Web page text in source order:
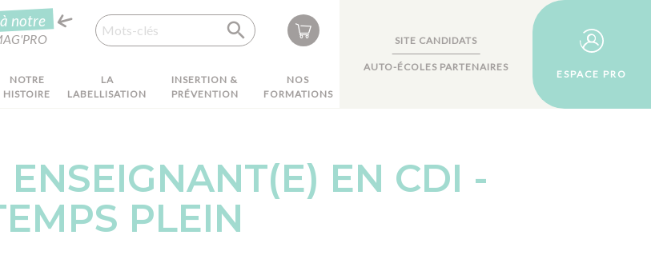
NOTRE
HISTOIRE
LA
LABELLISATION
INSERTION &
PRÉVENTION
NOS
FORMATIONS
notre Recherche
SITE CANDIDATS
AUTO-ÉCOLES PARTENAIRES
ESPACE PRO
ENSEIGNANT(E) EN CDI -
PLEIN